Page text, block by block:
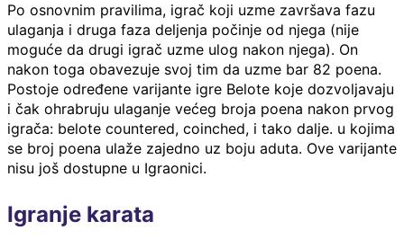
Po osnovnim pravilima, igrač koji uzme završava fazu
ulaganja i druga faza deljenja počinje od njega (nije
moguće da drugi igrač uzme ulog nakon njega). On
nakon toga obavezuje svoj tim da uzme bar 82 poena.
Postoje određene varijante igre Belote koje dozvoljavaju
i čak ohrabruju ulaganje većeg broja poena nakon prvog
igrača: belote countered, coinched, i tako dalje. u kojima
se broj poena ulaže zajedno uz boju aduta. Ove varijante
nisu još dostupne u Igraonici.
Igranje karata